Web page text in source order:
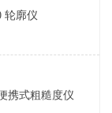
轮廓仪
携式粗糙度仪